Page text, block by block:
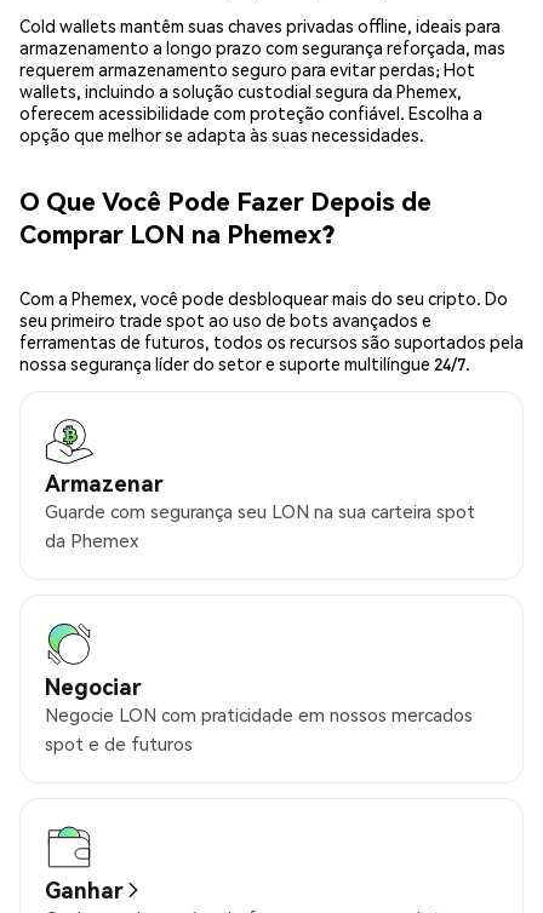
Cold wallets mantêm suas chaves privadas offline, ideais para
armazenamento a longo prazo com segurança reforçada, mas
requerem armazenamento seguro para evitar perdas; Hot
wallets, incluindo a solução custodial segura da Phemex,
oferecem acessibilidade com proteção confiável. Escolha a
opção que melhor se adapta às suas necessidades.
O Que Você Pode Fazer Depois de
Comprar LON na Phemex?
Com a Phemex, você pode desbloquear mais do seu cripto. Do
seu primeiro trade spot ao uso de bots avançados e
ferramentas de futuros, todos os recursos são suportados pela
nossa segurança líder do setor e suporte multilíngue 24/7.
Armazenar
Guarde com segurança seu LON na sua carteira spot
da Phemex
Negociar
Negocie LON com praticidade em nossos mercados
spot e de futuros
Ganhar